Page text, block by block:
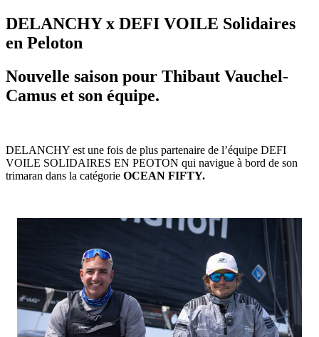
DELANCHY x DEFI VOILE Solidaires
en Peloton
Nouvelle saison pour Thibaut Vauchel-
Camus et son équipe.
DELANCHY est une fois de plus partenaire de l’équipe DEFI
VOILE SOLIDAIRES EN PEOTON qui navigue à bord de son
trimaran dans la catégorie OCEAN FIFTY.